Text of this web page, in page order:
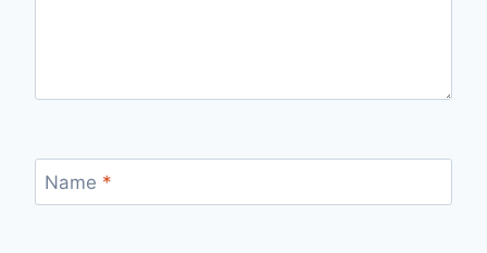
Name *